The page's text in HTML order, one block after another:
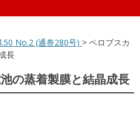
No.2 (通巻280号) > ペロブスカ
長
の蒸着製膜と結晶成長